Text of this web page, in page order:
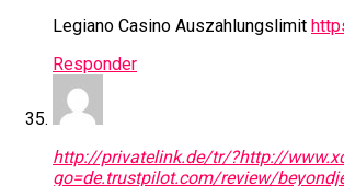
Legiano Casino Auszahlungslimit
Responder
http://privatelink.de/tr/?http://
go=de.trustpilot.com/review/